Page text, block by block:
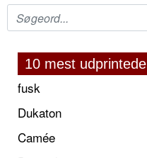
10 mest udprintede
fusk
Dukaton
Camée